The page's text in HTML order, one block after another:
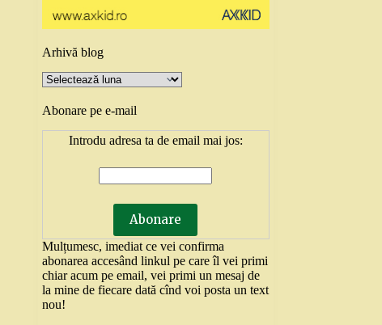
Arhivă blog
Arhivă
blog
Abonare pe e-mail
Introdu adresa ta de email mai jos:
Mulțumesc, imediat ce vei confirma
abonarea accesând linkul pe care îl vei primi
chiar acum pe email, vei primi un mesaj de
la mine de fiecare dată cînd voi posta un text
nou!